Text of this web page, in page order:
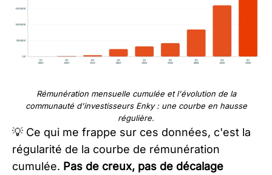
Rémunération mensuelle cumulée et l'évolution de la
communauté d'investisseurs Enky : une courbe en hausse
régulière.
💡 Ce qui me frappe sur ces données, c'est la
régularité de la courbe de rémunération
cumulée. Pas de creux, pas de décalage